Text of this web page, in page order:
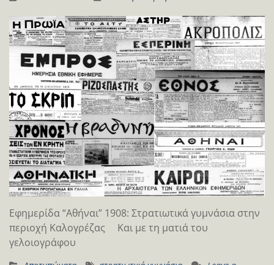
Εφημερίδα “Αθήναι” 1908: Στρατιωτικά γυμνάσια στην
περιοχή Καλογρέζας Και με τη ματιά του
γελοιογράφου